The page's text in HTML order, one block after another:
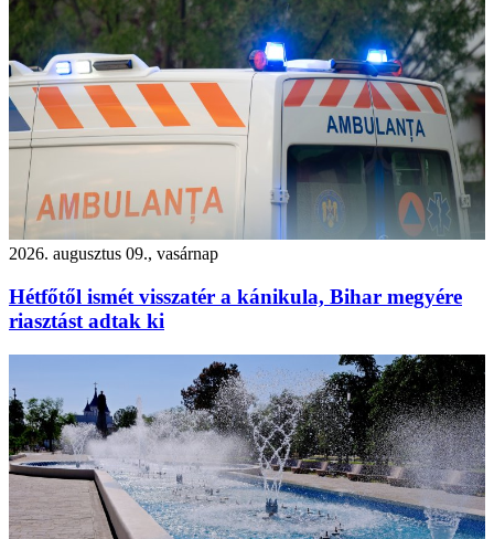
2026. augusztus 09., vasárnap
Hétfőtől ismét visszatér a kánikula, Bihar megyére
riasztást adtak ki